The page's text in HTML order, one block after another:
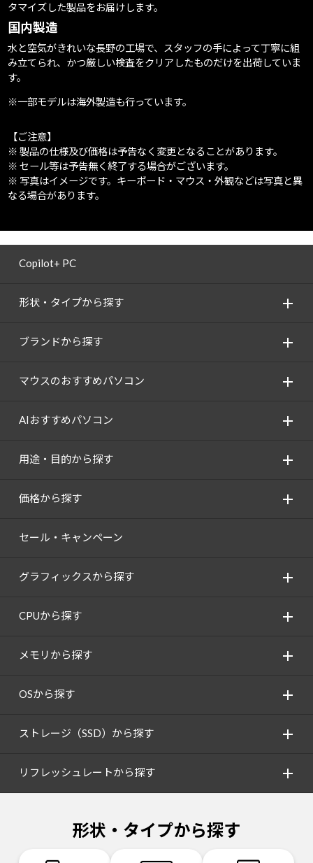
タマイズした製品をお届けします。
国内製造
水と空気がきれいな長野の工場で、スタッフの手によって丁寧に組
み立てられ、かつ厳しい検査をクリアしたものだけを出荷していま
す。
※一部モデルは海外製造も行っています。
【ご注意】
※ 製品の仕様及び価格は予告なく変更となることがあります。
※ セール等は予告無く終了する場合がございます。
※ 写真はイメージです。キーボード・マウス・外観などは写真と異
なる場合があります。
Copilot+ PC
形状・タイプから探す
ブランドから探す
マウスのおすすめパソコン
AIおすすめパソコン
用途・目的から探す
価格から探す
セール・キャンペーン
グラフィックスから探す
CPUから探す
メモリから探す
OSから探す
ストレージ（SSD）から探す
リフレッシュレートから探す
形状・タイプから探す